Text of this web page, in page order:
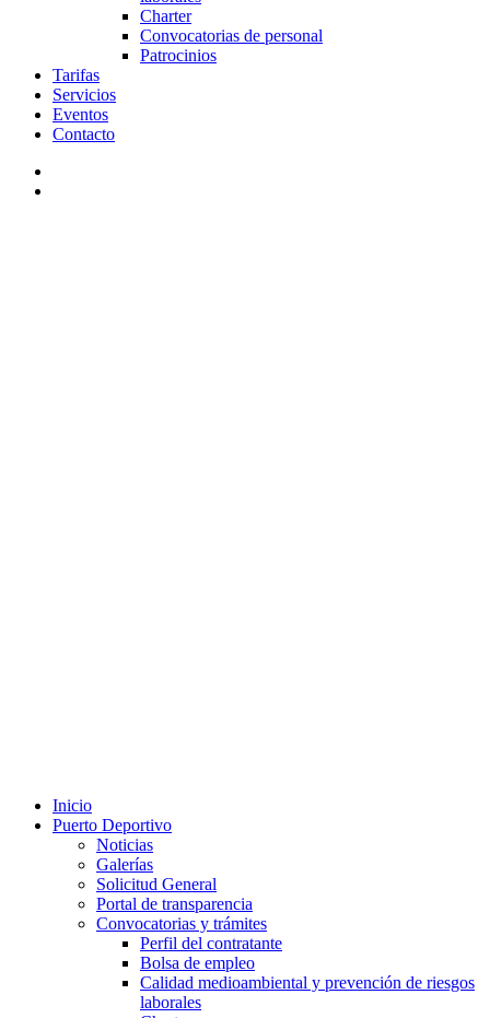
Charter
Convocatorias de personal
Patrocinios
Tarifas
Servicios
Eventos
Contacto
Inicio
Puerto Deportivo
Noticias
Galerías
Solicitud General
Portal de transparencia
Convocatorias y trámites
Perfil del contratante
Bolsa de empleo
Calidad medioambiental y prevención de riesgos
laborales